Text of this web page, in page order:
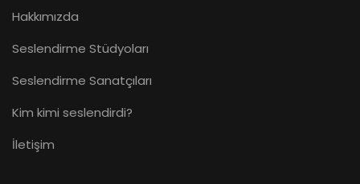
Hakkımızda
Seslendirme Stüdyoları
Seslendirme Sanatçıları
Kim kimi seslendirdi?
İletişim